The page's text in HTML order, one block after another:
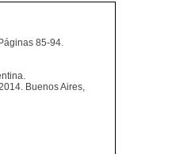
85-94.
Buenos Aires,